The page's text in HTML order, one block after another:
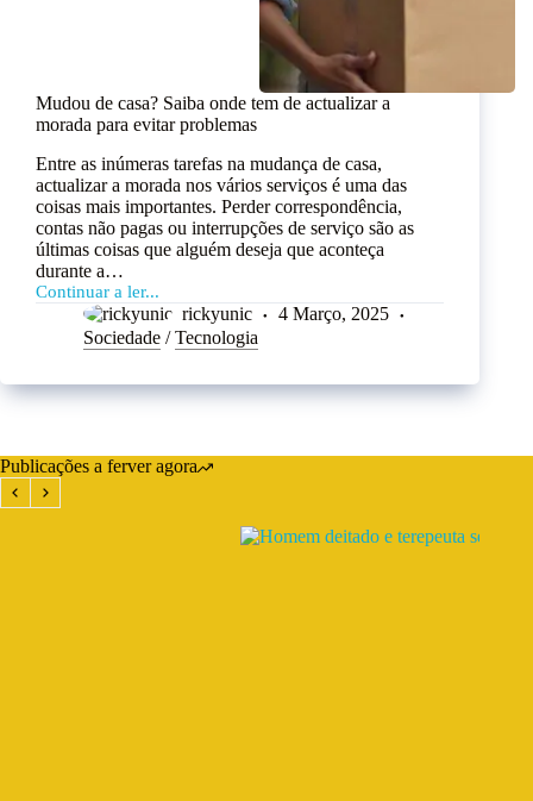
Mudou de casa? Saiba onde tem de actualizar a
morada para evitar problemas
Entre as inúmeras tarefas na mudança de casa,
actualizar a morada nos vários serviços é uma das
coisas mais importantes. Perder correspondência,
contas não pagas ou interrupções de serviço são as
últimas coisas que alguém deseja que aconteça
durante a…
Continuar a ler...
rickyunic
4 Março, 2025
Sociedade /Tecnologia
Publicações a ferver agora